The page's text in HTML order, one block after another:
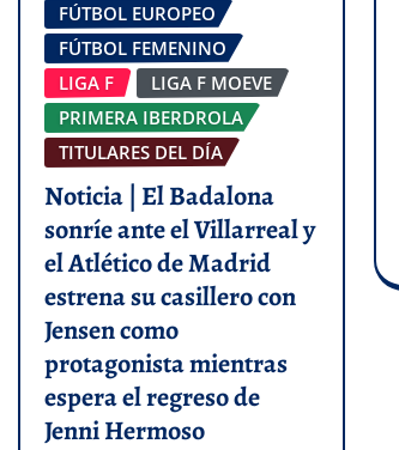
FÚTBOL EUROPEO
FÚTBOL FEMENINO
LIGA F
LIGA F MOEVE
PRIMERA IBERDROLA
TITULARES DEL DÍA
Noticia | El Badalona
sonríe ante el Villarreal y
el Atlético de Madrid
estrena su casillero con
Jensen como
protagonista mientras
espera el regreso de
Jenni Hermoso